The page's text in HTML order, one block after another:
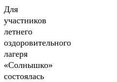
Для
участников
летнего
оздоровительного
лагеря
«Солнышко»
состоялась